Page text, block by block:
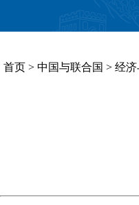
首页 > 中国与联合国 > 经济